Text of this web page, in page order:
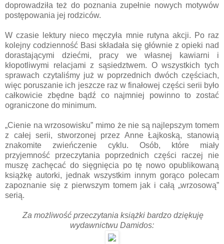
doprowadziła też do poznania zupełnie nowych motywów
postępowania jej rodziców.
W czasie lektury nieco męczyła mnie rutyna akcji. Po raz
kolejny codzienność Basi składała się głównie z opieki nad
dorastającymi dziećmi, pracy we własnej kawiarni i
kłopotliwymi relacjami z sąsiedztwem. O wszystkich tych
sprawach czytaliśmy już w poprzednich dwóch częściach,
więc poruszanie ich jeszcze raz w finałowej części serii było
całkowicie zbędne bądź co najmniej powinno to zostać
ograniczone do minimum.
„Cienie na wrzosowisku” mimo że nie są najlepszym tomem
z całej serii, stworzonej przez Anne Łajkoską, stanowią
znakomite zwieńczenie cyklu. Osób, które miały
przyjemność przeczytania poprzednich części raczej nie
muszę zachęcać do sięgnięcia po tę nowo opublikowaną
książkę autorki, jednak wszystkim innym gorąco polecam
zapoznanie się z pierwszym tomem jak i całą „wrzosową”
serią.
Za możliwość przeczytania książki bardzo dziękuję
wydawnictwu Damidos: